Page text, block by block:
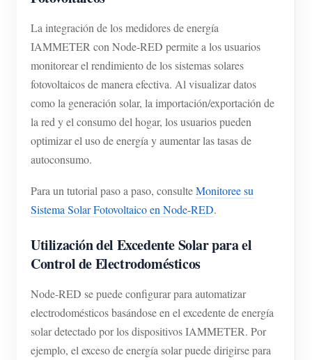
La integración de los medidores de energía
IAMMETER con Node-RED permite a los usuarios
monitorear el rendimiento de los sistemas solares
fotovoltaicos de manera efectiva. Al visualizar datos
como la generación solar, la importación/exportación de
la red y el consumo del hogar, los usuarios pueden
optimizar el uso de energía y aumentar las tasas de
autoconsumo.
Para un tutorial paso a paso, consulteMonitoree su
Sistema Solar Fotovoltaico en Node-RED.
Utilización del Excedente Solar para el
Control de Electrodomésticos
Node-RED se puede configurar para automatizar
electrodomésticos basándose en el excedente de energía
solar detectado por los dispositivos IAMMETER. Por
ejemplo, el exceso de energía solar puede dirigirse para